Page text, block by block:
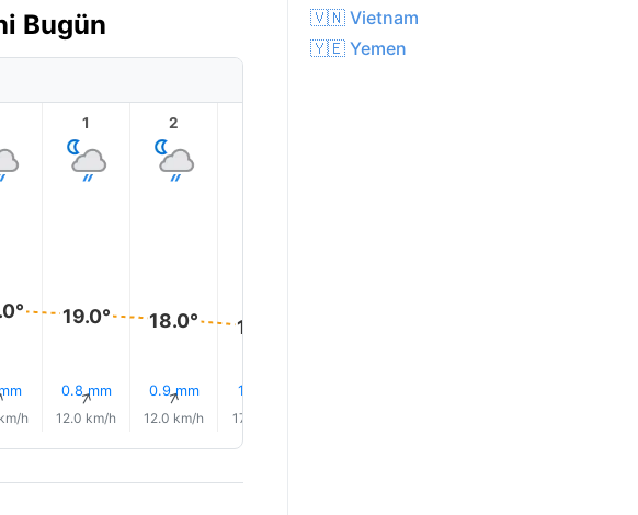
Bugün
h
1
19.0°
0.8 mm
↑
12.0 km/h
2
18.0°
0.9 mm
↑
12.0 km/h
18.0°
1.6 mm
17.0 km/h
🇻🇳 Vietnam
🇾🇪 Yemen